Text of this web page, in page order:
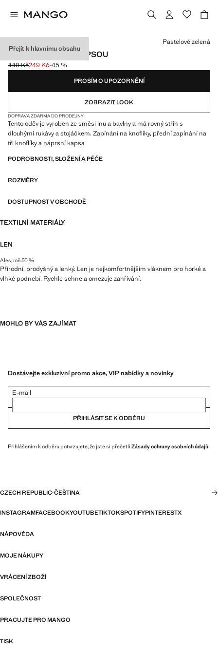
Přejít k hlavnímu obsahu
LNĚNÁ KOŠILE S KAPSOU
Původní cena přeškrtnutá [449 Kč ]
449 Kč
Aktuální cena [249 Kč ]
249 Kč-45 %
Vyberte barvu
Pastelově zelená
PROSÍM O UPOZORNĚNÍ
ZOBRAZIT LOOK
DOPRAVA ZDARMA DO PRODEJNY
Tento oděv je vyroben ze směsi lnu a bavlny a má rovný střih s
dlouhými rukávy a stojáčkem. Zapínání na knoflíky, přední zapínání na
tři knoflíky a náprsní kapsa
PODROBNOSTI, SLOŽENÍ A PÉČE
ROZMĚRY
DOSTUPNOST V OBCHODĚ
TEXTILNÍ MATERIÁLY
LEN
Alespoň 50 %
Přírodní, prodyšný a lehký. Len je nejkomfortnějším vláknem pro horké a
vlhké podnebí. Rychle schne a omezuje zahřívání.
MOHLO BY VÁS ZAJÍMAT
Dostávejte exkluzivní promo akce, VIP nabídky a novinky
E-mail
PŘIHLÁSIT SE K ODBĚRU
Přihlášením k odběru potvrzujete, že jste si přečetli Zásady ochrany osobních údajů.
CZECH REPUBLIC·ČEŠTINA
INSTAGRAMFACEBOOKYOUTUBETIKTOKSPOTIFYPINTERESTX
NÁPOVĚDA
MOJE NÁKUPY
VRÁCENÍ ZBOŽÍ
SPOLEČNOST
PRACUJTE PRO MANGO
TISK